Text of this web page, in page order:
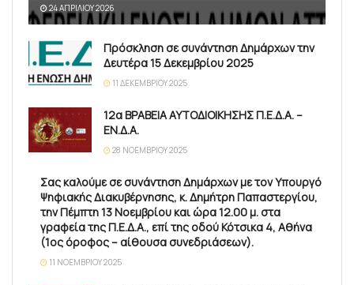
24 ΑΠΡΙΛΊΟΥ 2026
Πρόσκληση σε συνάντηση Δημάρχων την
Δευτέρα 15 Δεκεμβρίου 2025
11 ΔΕΚΕΜΒΡΊΟΥ 2025
12α ΒΡΑΒΕΙΑ ΑΥΤΟΔΙΟΙΚΗΣΗΣ Π.Ε.Δ.Α. –
ΕΝ.Δ.Α.
28 ΝΟΕΜΒΡΊΟΥ 2025
Σας καλούμε σε συνάντηση Δημάρχων με τον Υπουργό
Ψηφιακής Διακυβέρνησης, κ. Δημήτρη Παπαστεργίου,
την Πέμπτη 13 Νοεμβρίου και ώρα 12.00 μ. στα
γραφεία της Π.Ε.Δ.Α., επί της οδού Κότσικα 4, Αθήνα
(1ος όροφος – αίθουσα συνεδριάσεων).
11 ΝΟΕΜΒΡΊΟΥ 2025